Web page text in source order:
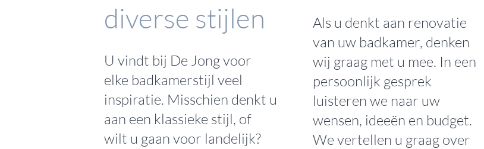
diverse stijlen
U vindt bij De Jong voor
elke badkamerstijl veel
inspiratie. Misschien denkt u
aan een klassieke stijl, of
wilt u gaan voor landelijk?
Als u denkt aan renovatie
van uw badkamer, denken
wij graag met u mee. In een
persoonlijk gesprek
luisteren we naar uw
wensen, ideeën en budget.
We vertellen u graag over